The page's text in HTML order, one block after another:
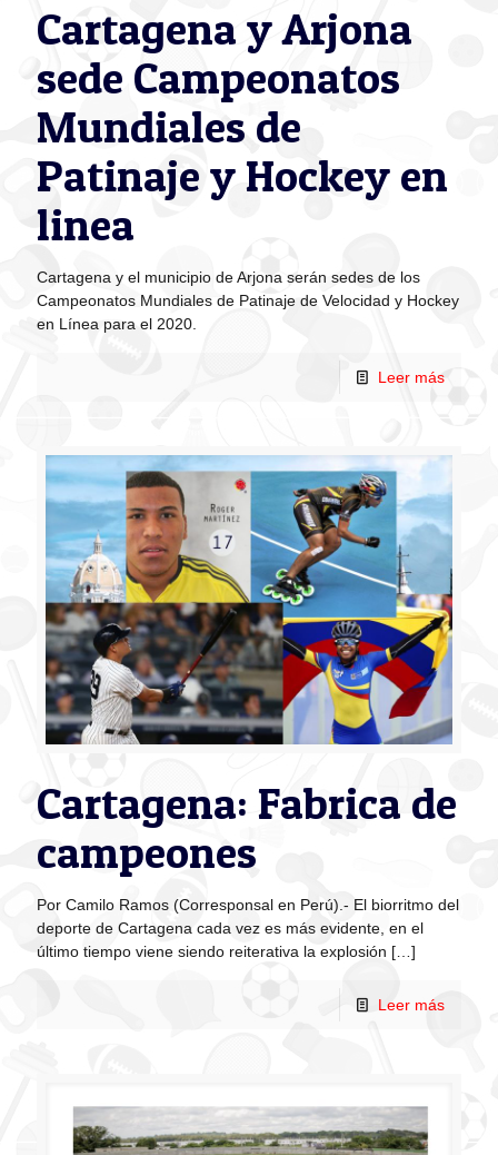
Cartagena y Arjona
sede Campeonatos
Mundiales de
Patinaje y Hockey en
linea
Cartagena y el municipio de Arjona serán sedes de los
Campeonatos Mundiales de Patinaje de Velocidad y Hockey
en Línea para el 2020.
Leer más
Cartagena: Fabrica de
campeones
Por Camilo Ramos (Corresponsal en Perú).- El biorritmo del
deporte de Cartagena cada vez es más evidente, en el
último tiempo viene siendo reiterativa la explosión […]
Leer más